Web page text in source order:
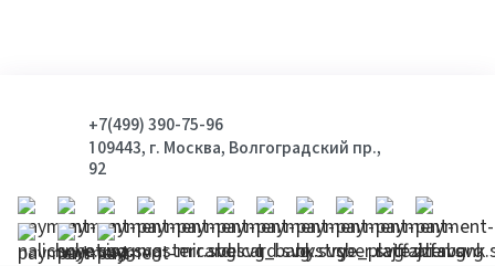
+7(499) 390-75-96
109443, г. Москва, Волгоградский пр.,
92